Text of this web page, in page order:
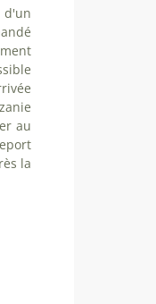
d'un
au
la